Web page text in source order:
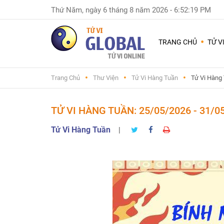
Thứ Năm, ngày 6 tháng 8 năm 2026 - 6:52:20 PM
TRANG CHỦ TỬ VI
Trang Chủ Thư Viện Tử Vi Hàng Tuần Tử Vi
TỬ VI HÀNG TUẦN: 25/05/2026 - 31/
Tử Vi Hàng Tuần |
Dùng
Nam